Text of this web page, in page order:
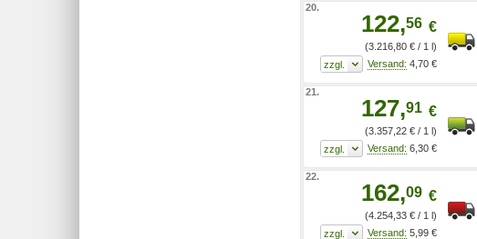
20.
122,56 €
(3.216,80 € / 1 l)
4,70 €
21.
127,91 €
(3.357,22 € / 1 l)
6,30 €
22.
162,09 €
(4.254,33 € / 1 l)
5,99 €